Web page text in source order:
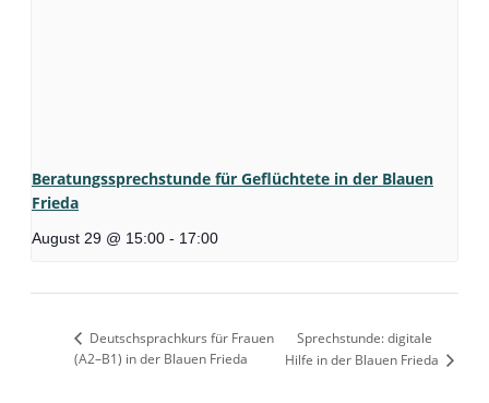
Beratungssprechstunde für Geflüchtete in der Blauen
Frieda
August 29 @ 15:00 - 17:00
Deutschsprachkurs für Frauen
(A2–B1) in der Blauen Frieda
Sprechstunde: digitale
Hilfe in der Blauen Frieda